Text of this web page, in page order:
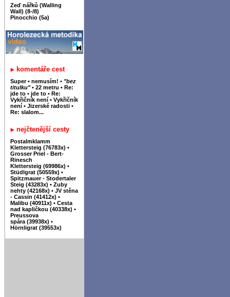
Zeď nářků (Walling
Wall) (8-/8)
Pinocchio (5a)
komentáře cest
Super • nemusím! • "bez
titulku" • 22 metru • Re:
jde to • jde to • Re:
Vykřičník není • Vykřičník
není • Jizerské radosti •
Re: slalom...
nejčtenější cesty
Postalmklamm
Klettersteig (76783x) •
Grosser Priel - Bert-
Rinesch
Klettersteig (69986x) •
Stüdlgrat (50559x) •
Spitzmauer - Stodertaler
Steig (43283x) • Zuby
nehty (42168x) • JV stěna
- Cassin (41412x) •
Malibu (40911x) • Cesta
nad kapličkou (40338x) •
Preussova
spára (39938x) •
Hörnligrat (39553x)